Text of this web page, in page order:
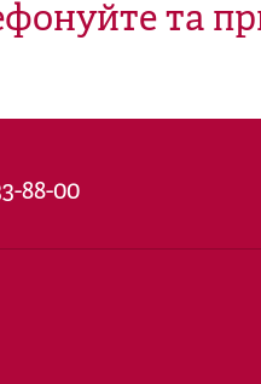
та
88-00